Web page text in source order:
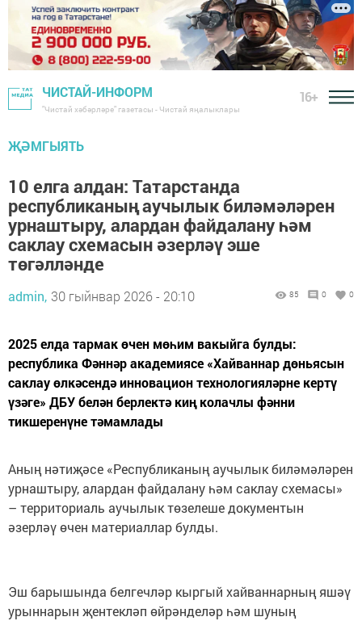
ЧИСТАЙ-ИНФОРМ
"Чистай хәбәрләре" газетасы - Чистай яңалыклары
16+
ҖӘМГЫЯТЬ
10 елга алдан: Татарстанда
республиканың аучылык биләмәләрен
урнаштыру, алардан файдалану һәм
саклау схемасын әзерләү эше
төгәлләнде
admin, 30 гыйнвар 2026 - 20:10 85 0 0
2025 елда тармак өчен мөһим вакыйга булды:
республика Фәннәр академиясе «Хайваннар дөньясын
саклау өлкәсендә инновацион технологияләрне кертү
үзәге» ДБУ белән берлектә киң колачлы фәнни
тикшеренүне тәмамлады
Аның нәтиҗәсе «Республиканың аучылык биләмәләрен
урнаштыру, алардан файдалану һәм саклау схемасы»
– территориаль аучылык төзелеше документын
әзерләү өчен материаллар булды.
Эш барышында белгечләр кыргый хайваннарның яшәү
урыннарын җентекләп өйрәнделәр һәм шуның